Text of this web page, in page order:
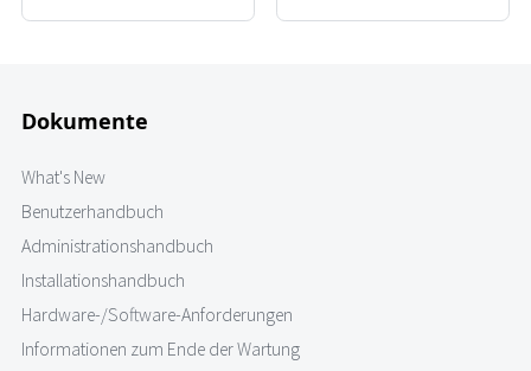
Dokumente
What's New
Benutzerhandbuch
Administrationshandbuch
Installationshandbuch
Hardware-/Software-Anforderungen
Informationen zum Ende der Wartung